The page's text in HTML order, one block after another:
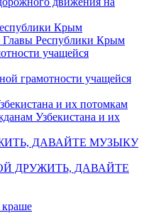
Главы Республики Крым
грамотности учащейся
Узбекистана и их
ДРУЖИТЬ, ДАВАЙТЕ
краше